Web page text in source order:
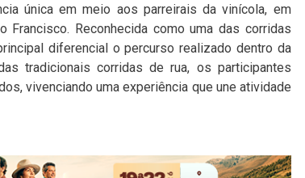
única em meio aos parreirais da vinícola, em
Francisco. Reconhecida como uma das corridas
diferencial o percurso realizado dentro da
tradicionais corridas de rua, os participantes
vivenciando uma experiência que une atividade